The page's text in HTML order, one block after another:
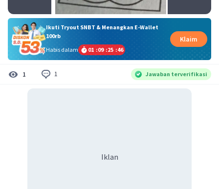
Ikuti Tryout SNBT & Menangkan E-Wallet
100rb
Habis dalam
01 :09 :25 :46
Klaim
1 1 Jawaban terverifikasi
Iklan